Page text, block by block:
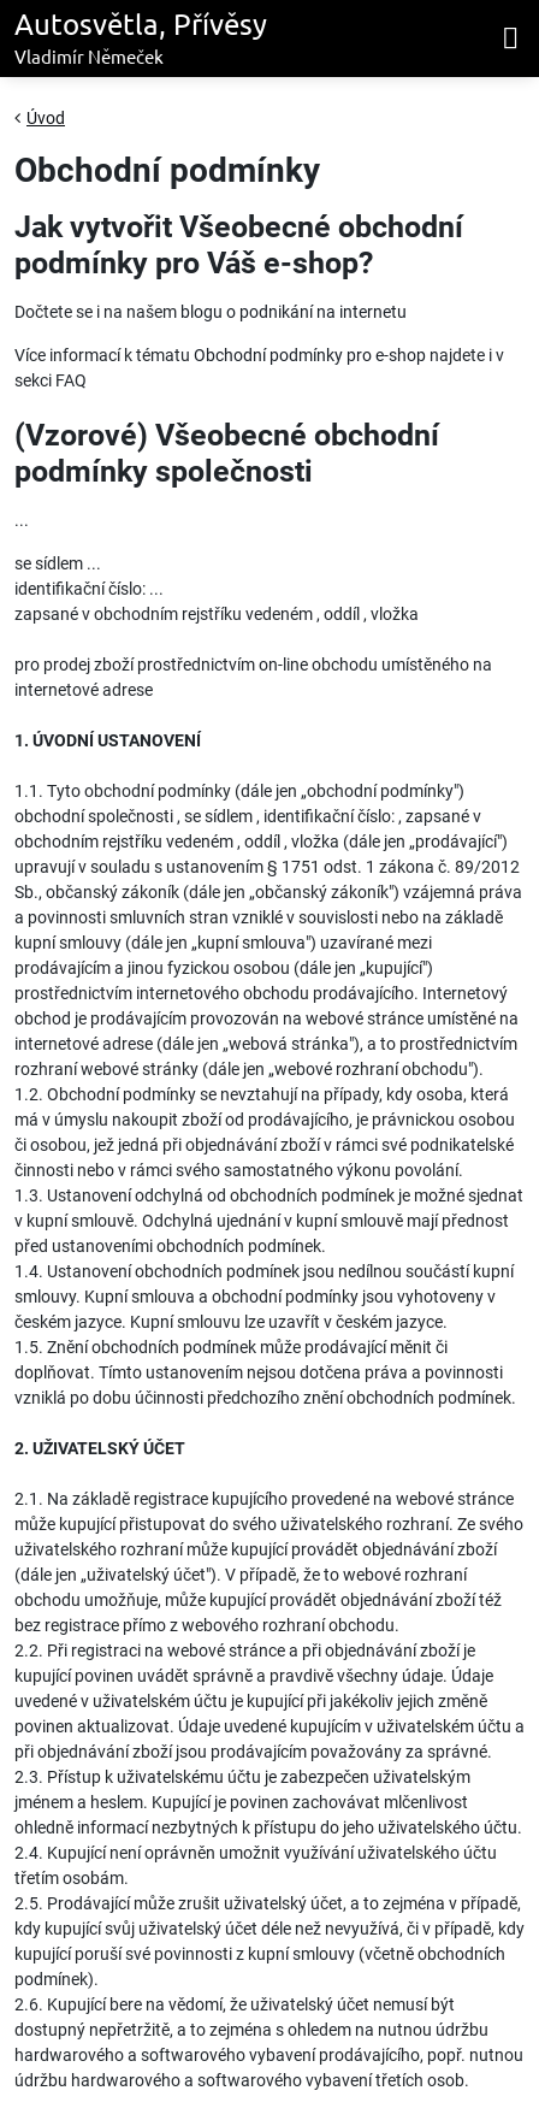
Autosvětla, Přívěsy
Vladimír Němeček
Úvod
Obchodní podmínky
Jak vytvořit Všeobecné obchodní
podmínky pro Váš e-shop?
Dočtete se i na našem blogu o podnikání na internetu
Více informací k tématu Obchodní podmínky pro e-shop najdete i v
sekci FAQ
(Vzorové) Všeobecné obchodní
podmínky společnosti
...
se sídlem ...
identifikační číslo: ...
zapsané v obchodním rejstříku vedeném , oddíl , vložka
pro prodej zboží prostřednictvím on-line obchodu umístěného na
internetové adrese
1. ÚVODNÍ USTANOVENÍ
1.1. Tyto obchodní podmínky (dále jen „obchodní podmínky")
obchodní společnosti , se sídlem , identifikační číslo: , zapsané v
obchodním rejstříku vedeném , oddíl , vložka (dále jen „prodávající")
upravují v souladu s ustanovením § 1751 odst. 1 zákona č. 89/2012
Sb., občanský zákoník (dále jen „občanský zákoník") vzájemná práva
a povinnosti smluvních stran vzniklé v souvislosti nebo na základě
kupní smlouvy (dále jen „kupní smlouva") uzavírané mezi
prodávajícím a jinou fyzickou osobou (dále jen „kupující")
prostřednictvím internetového obchodu prodávajícího. Internetový
obchod je prodávajícím provozován na webové stránce umístěné na
internetové adrese (dále jen „webová stránka"), a to prostřednictvím
rozhraní webové stránky (dále jen „webové rozhraní obchodu").
1.2. Obchodní podmínky se nevztahují na případy, kdy osoba, která
má v úmyslu nakoupit zboží od prodávajícího, je právnickou osobou
či osobou, jež jedná při objednávání zboží v rámci své podnikatelské
činnosti nebo v rámci svého samostatného výkonu povolání.
1.3. Ustanovení odchylná od obchodních podmínek je možné sjednat
v kupní smlouvě. Odchylná ujednání v kupní smlouvě mají přednost
před ustanoveními obchodních podmínek.
1.4. Ustanovení obchodních podmínek jsou nedílnou součástí kupní
smlouvy. Kupní smlouva a obchodní podmínky jsou vyhotoveny v
českém jazyce. Kupní smlouvu lze uzavřít v českém jazyce.
1.5. Znění obchodních podmínek může prodávající měnit či
doplňovat. Tímto ustanovením nejsou dotčena práva a povinnosti
vzniklá po dobu účinnosti předchozího znění obchodních podmínek.
2. UŽIVATELSKÝ ÚČET
2.1. Na základě registrace kupujícího provedené na webové stránce
může kupující přistupovat do svého uživatelského rozhraní. Ze svého
uživatelského rozhraní může kupující provádět objednávání zboží
(dále jen „uživatelský účet"). V případě, že to webové rozhraní
obchodu umožňuje, může kupující provádět objednávání zboží též
bez registrace přímo z webového rozhraní obchodu.
2.2. Při registraci na webové stránce a při objednávání zboží je
kupující povinen uvádět správně a pravdivě všechny údaje. Údaje
uvedené v uživatelském účtu je kupující při jakékoliv jejich změně
povinen aktualizovat. Údaje uvedené kupujícím v uživatelském účtu a
při objednávání zboží jsou prodávajícím považovány za správné.
2.3. Přístup k uživatelskému účtu je zabezpečen uživatelským
jménem a heslem. Kupující je povinen zachovávat mlčenlivost
ohledně informací nezbytných k přístupu do jeho uživatelského účtu.
2.4. Kupující není oprávněn umožnit využívání uživatelského účtu
třetím osobám.
2.5. Prodávající může zrušit uživatelský účet, a to zejména v případě,
kdy kupující svůj uživatelský účet déle než nevyužívá, či v případě, kdy
kupující poruší své povinnosti z kupní smlouvy (včetně obchodních
podmínek).
2.6. Kupující bere na vědomí, že uživatelský účet nemusí být
dostupný nepřetržitě, a to zejména s ohledem na nutnou údržbu
hardwarového a softwarového vybavení prodávajícího, popř. nutnou
údržbu hardwarového a softwarového vybavení třetích osob.